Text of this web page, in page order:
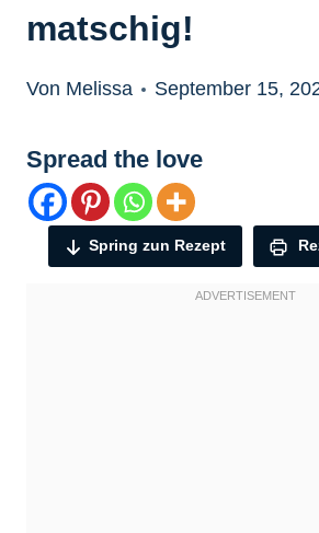
matschig!
Von Melissa September 15,
Spread the love
Spring zun Rezept